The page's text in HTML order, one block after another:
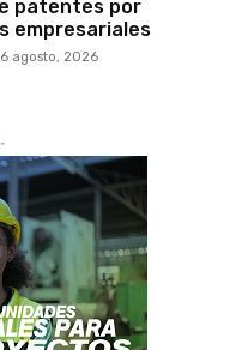
patentes por
empresariales
6 agosto, 2026